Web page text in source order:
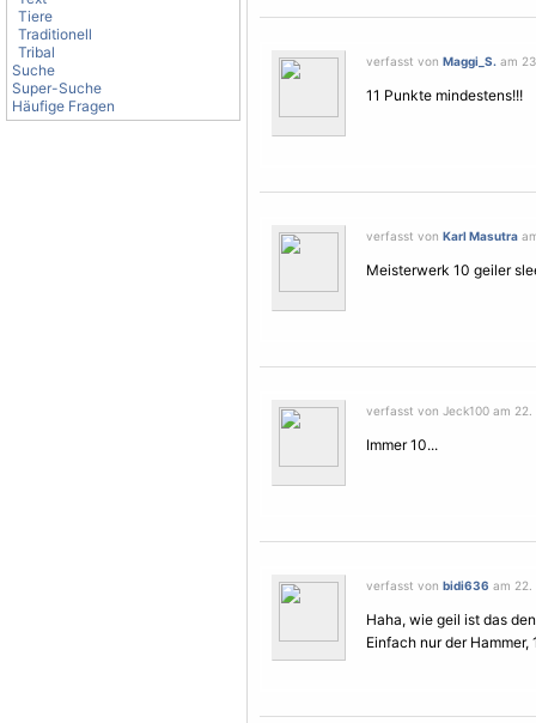
Tiere
Traditionell
Tribal
Suche
Super-Suche
Häufige Fragen
verfasst von Maggi_S. am
11 Punkte mindestens!!!
verfasst von Karl Masutra
Meisterwerk 10 geiler
verfasst von Jeck100 am
Immer 10...
verfasst von bidi636 am 22.
Haha, wie geil ist das
Einfach nur der Hammer,